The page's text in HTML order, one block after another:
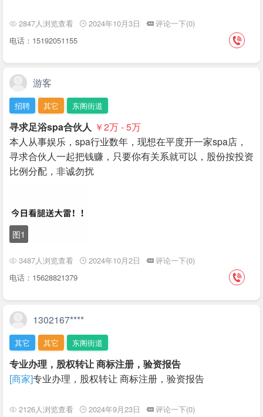
2847人浏览查看 2024年10月3日
评论一下(0)
电话：15192051155
游客
招聘 其它 东阁街道
寻求足浴spa合伙人 ￥2万- 5万
本人从事娱乐，spa行业数年，现想在平度开一家spa店，
寻求合伙人一起把钱赚，只要你有关系就可以，股份按投资
比例分配，非诚勿扰
图1
3487人浏览查看 2024年10月2日
评论一下(0)
电话：15628821379
1302167****
其它 其它 东阁街道
专业办理，股权转让 商标注册，验资报告
[商家]专业办理，股权转让 商标注册，验资报告
2126人浏览查看 2024年9月23日
评论一下(0)